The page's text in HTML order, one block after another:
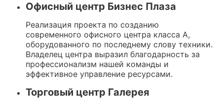
Офисный центр Бизнес Плаза
Реализация проекта по созданию
современного офисного центра класса A,
оборудованного по последнему слову техники.
Владелец центра выразил благодарность за
профессионализм нашей команды и
эффективное управление ресурсами.
Торговый центр Галерея